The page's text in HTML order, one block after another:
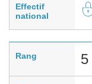
Effectif
national
Rang 5